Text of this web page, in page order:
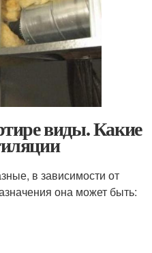
виды. Какие
в зависимости от
она может быть: